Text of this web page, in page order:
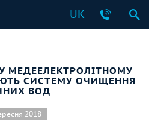
UK
СИСТЕМУ ОЧИЩЕННЯ
ВОД
2018